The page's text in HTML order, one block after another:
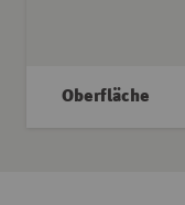
Oberfläche